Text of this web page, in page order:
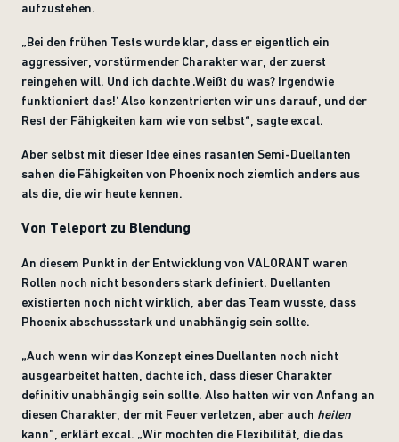
aufzustehen.
„Bei den frühen Tests wurde klar, dass er eigentlich ein
aggressiver, vorstürmender Charakter war, der zuerst
reingehen will. Und ich dachte ‚Weißt du was? Irgendwie
funktioniert das!‘ Also konzentrierten wir uns darauf, und der
Rest der Fähigkeiten kam wie von selbst“, sagte excal.
Aber selbst mit dieser Idee eines rasanten Semi-Duellanten
sahen die Fähigkeiten von Phoenix noch ziemlich anders aus
als die, die wir heute kennen.
Von Teleport zu Blendung
An diesem Punkt in der Entwicklung von VALORANT waren
Rollen noch nicht besonders stark definiert. Duellanten
existierten noch nicht wirklich, aber das Team wusste, dass
Phoenix abschussstark und unabhängig sein sollte.
„Auch wenn wir das Konzept eines Duellanten noch nicht
ausgearbeitet hatten, dachte ich, dass dieser Charakter
definitiv unabhängig sein sollte. Also hatten wir von Anfang an
diesen Charakter, der mit Feuer verletzen, aber auch heilen
kann“, erklärt excal. „Wir mochten die Flexibilität, die das